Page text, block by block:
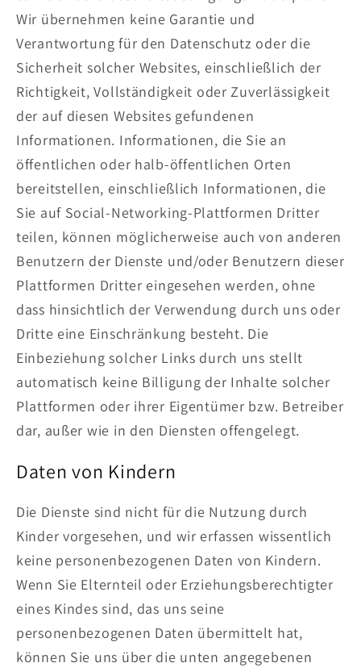
Wir übernehmen keine Garantie und
Verantwortung für den Datenschutz oder die
Sicherheit solcher Websites, einschließlich der
Richtigkeit, Vollständigkeit oder Zuverlässigkeit
der auf diesen Websites gefundenen
Informationen. Informationen, die Sie an
öffentlichen oder halb-öffentlichen Orten
bereitstellen, einschließlich Informationen, die
Sie auf Social-Networking-Plattformen Dritter
teilen, können möglicherweise auch von anderen
Benutzern der Dienste und/oder Benutzern dieser
Plattformen Dritter eingesehen werden, ohne
dass hinsichtlich der Verwendung durch uns oder
Dritte eine Einschränkung besteht. Die
Einbeziehung solcher Links durch uns stellt
automatisch keine Billigung der Inhalte solcher
Plattformen oder ihrer Eigentümer bzw. Betreiber
dar, außer wie in den Diensten offengelegt.
Daten von Kindern
Die Dienste sind nicht für die Nutzung durch
Kinder vorgesehen, und wir erfassen wissentlich
keine personenbezogenen Daten von Kindern.
Wenn Sie Elternteil oder Erziehungsberechtigter
eines Kindes sind, das uns seine
personenbezogenen Daten übermittelt hat,
können Sie uns über die unten angegebenen